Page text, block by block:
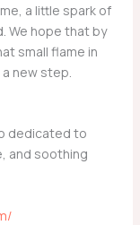
a little spark of
We hope that by
small flame in
new step.
dedicated to
and soothing